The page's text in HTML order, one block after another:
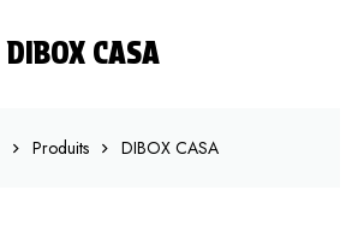
DIBOX CASA
Produits DIBOX CASA